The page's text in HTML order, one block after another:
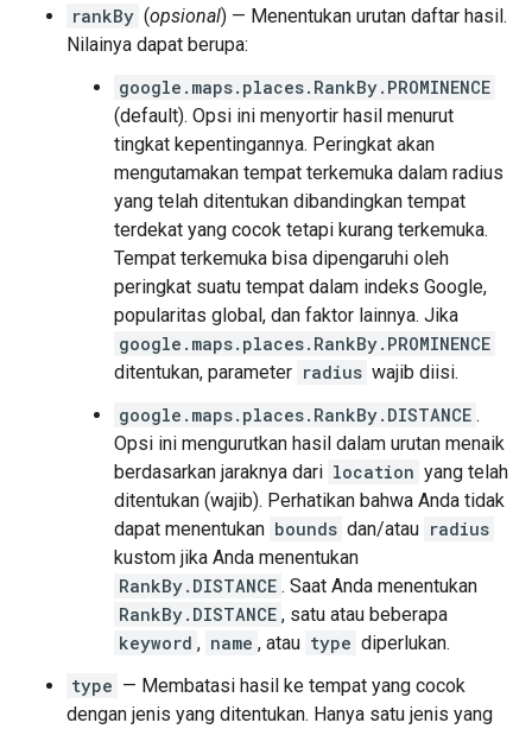
rankBy (opsional) — Menentukan urutan daftar hasil.
Nilainya dapat berupa:
google.maps.places.RankBy.PROMINENCE
(default). Opsi ini menyortir hasil menurut
tingkat kepentingannya. Peringkat akan
mengutamakan tempat terkemuka dalam radius
yang telah ditentukan dibandingkan tempat
terdekat yang cocok tetapi kurang terkemuka.
Tempat terkemuka bisa dipengaruhi oleh
peringkat suatu tempat dalam indeks Google,
popularitas global, dan faktor lainnya. Jika
google.maps.places.RankBy.PROMINENCE
ditentukan, parameter radius wajib diisi.
google.maps.places.RankBy.DISTANCE .
Opsi ini mengurutkan hasil dalam urutan menaik
berdasarkan jaraknya dari location yang telah
ditentukan (wajib). Perhatikan bahwa Anda tidak
dapat menentukan bounds dan/atau radius
kustom jika Anda menentukan
RankBy.DISTANCE . Saat Anda menentukan
RankBy.DISTANCE , satu atau beberapa
keyword , name , atau type diperlukan.
type — Membatasi hasil ke tempat yang cocok
dengan jenis yang ditentukan. Hanya satu jenis yang